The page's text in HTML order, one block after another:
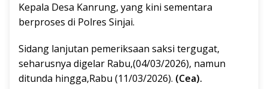
Kepala Desa Kanrung, yang kini sementara
berproses di Polres Sinjai.
Sidang lanjutan pemeriksaan saksi tergugat,
seharusnya digelar Rabu,(04/03/2026), namun
ditunda hingga,Rabu (11/03/2026). (Cea).